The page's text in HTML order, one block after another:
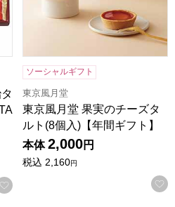
お気に入りに登録する
ソーシャルギフト
東京風月堂
東京風月堂 果実のチーズタ
ルト(8個入)【年間ギフト】
本体 2,000円
税込 2,160円